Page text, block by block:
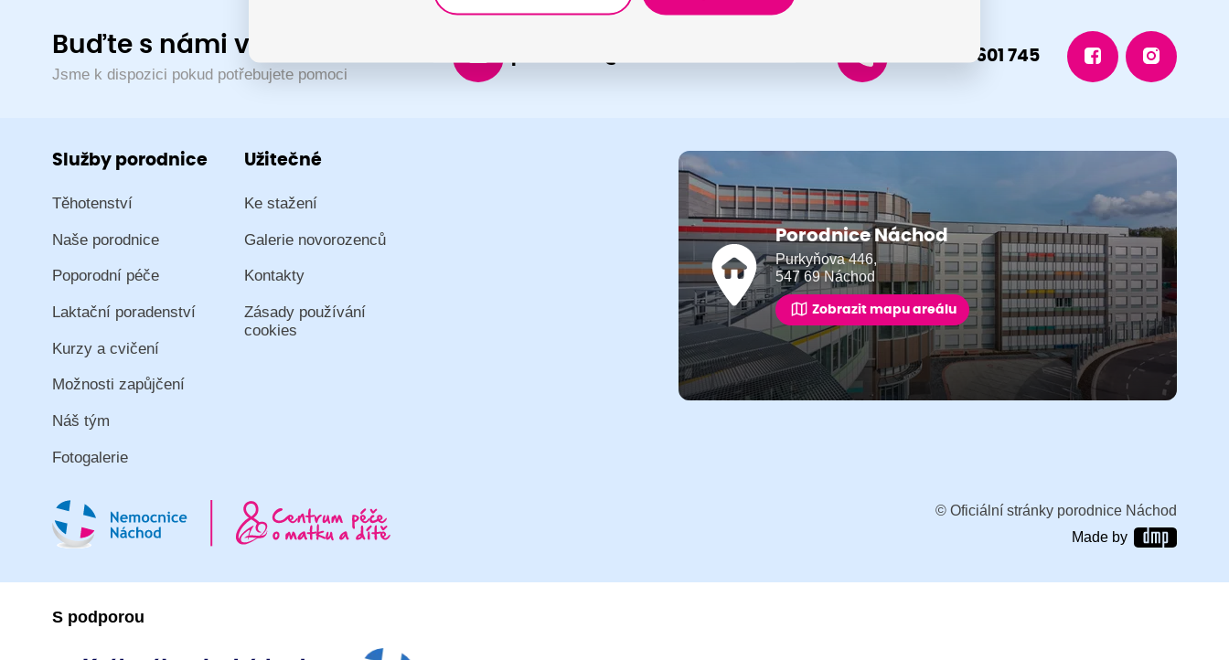
Buďte s námi v kontaktu
Jsme k dispozici pokud potřebujete pomoci
+420 491 601 745
Služby porodnice
Těhotenství
Naše porodnice
Poporodní péče
Laktační poradenství
Kurzy a cvičení
Možnosti zapůjčení
Náš tým
Fotogalerie
Užitečné
Ke stažení
Galerie novorozenců
Kontakty
Zásady používání
cookies
Porodnice Náchod
Purkyňova 446,
547 69 Náchod
Zobrazit mapu areálu
© Oficiální stránky porodnice Náchod
Made by
S podporou